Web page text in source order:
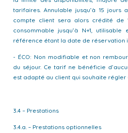
tarifaires. Annulable jusqu’à 15 jours
compte client sera alors crédité de
consommable jusqu’à N+1,
référence étant la date de réservation
- ÉCO: Non modifiable et non
du séjour. Ce tarif ne bénéficie
est adapté au client qui souhaite régler
3.4 – Prestations
3.4.a. – Prestations optionnelles